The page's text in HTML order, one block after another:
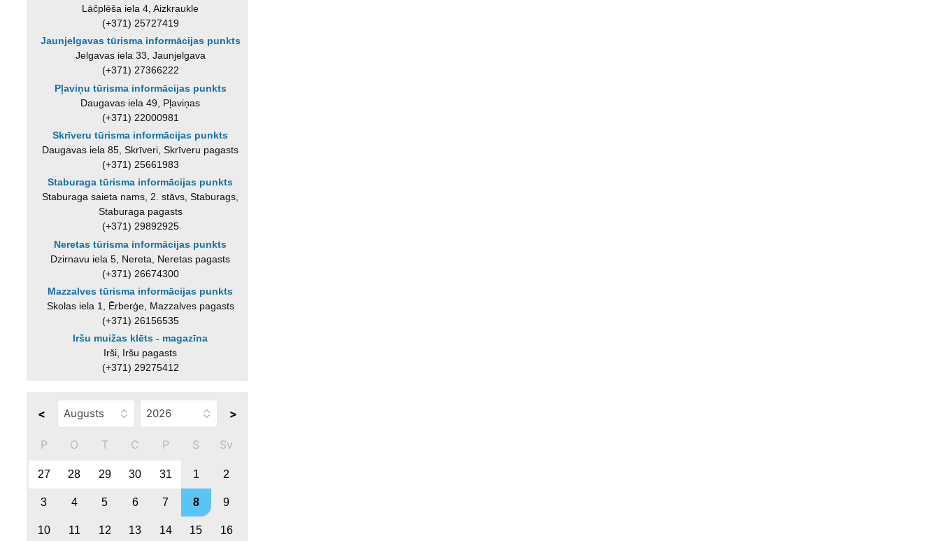
Lāčplēša iela 4, Aizkraukle
(+371) 25727419
Jaunjelgavas tūrisma informācijas punkts
Jelgavas iela 33, Jaunjelgava
(+371) 27366222
Pļaviņu tūrisma informācijas punkts
Daugavas iela 49, Pļaviņas
(+371) 22000981
Skrīveru tūrisma informācijas punkts
Daugavas iela 85, Skrīveri, Skrīveru pagasts
(+371) 25661983
Staburaga tūrisma informācijas punkts
Staburaga saieta nams, 2. stāvs, Staburags,
Staburaga pagasts
(+371) 29892925
Neretas tūrisma informācijas punkts
Dzirnavu iela 5, Nereta, Neretas pagasts
(+371) 26674300
Mazzalves tūrisma informācijas punkts
Skolas iela 1, Ērberģe, Mazzalves pagasts
(+371) 26156535
Iršu muižas klēts - magazīna
Irši, Iršu pagasts
(+371) 29275412
< >
P O T C P S Sv
27 28 29 30 31 1 2
3 4 5 6 7 8 9
10 11 12 13 14 15 16